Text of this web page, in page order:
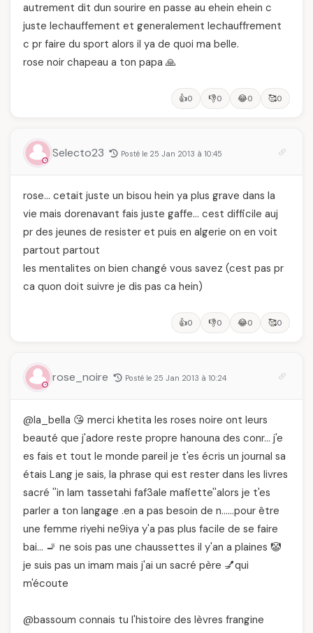
autrement dit dun sourire en passe au ehein ehein c
juste lechauffement et generalement lechauffrement
c pr faire du sport alors il ya de quoi ma belle.
rose noir chapeau a ton papa 🙏
👍0 👎0 😂0 🥰0
Selecto23 Posté le 25 Jan 2013 à 10:45
rose… cetait juste un bisou hein ya plus grave dans la
vie mais dorenavant fais juste gaffe… cest difficile auj
pr des jeunes de resister et puis en algerie on en voit
partout partout
les mentalites on bien changé vous savez (cest pas pr
ca quon doit suivre je dis pas ca hein)
👍0 👎0 😂0 🥰0
rose_noire Posté le 25 Jan 2013 à 10:24
@la_bella 😘 merci khetita les roses noire ont leurs
beauté que j'adore reste propre hanouna des conr… j'e
es fais et tout le monde pareil je t'es écris un journal sa
étais Lang je sais, la phrase qui est rester dans les livres
sacré ''in lam tassetahi faf3ale mafiette''alors je t'es
parler a ton langage .en a pas besoin de n……pour être
une femme riyehi ne9iya y'a pas plus facile de se faire
bai… 🚬 ne sois pas une chaussettes il y'an a plaines 🤡
je suis pas un imam mais j'ai un sacré père 💅qui
m'écoute
@bassoum connais tu l'histoire des lèvres frangine